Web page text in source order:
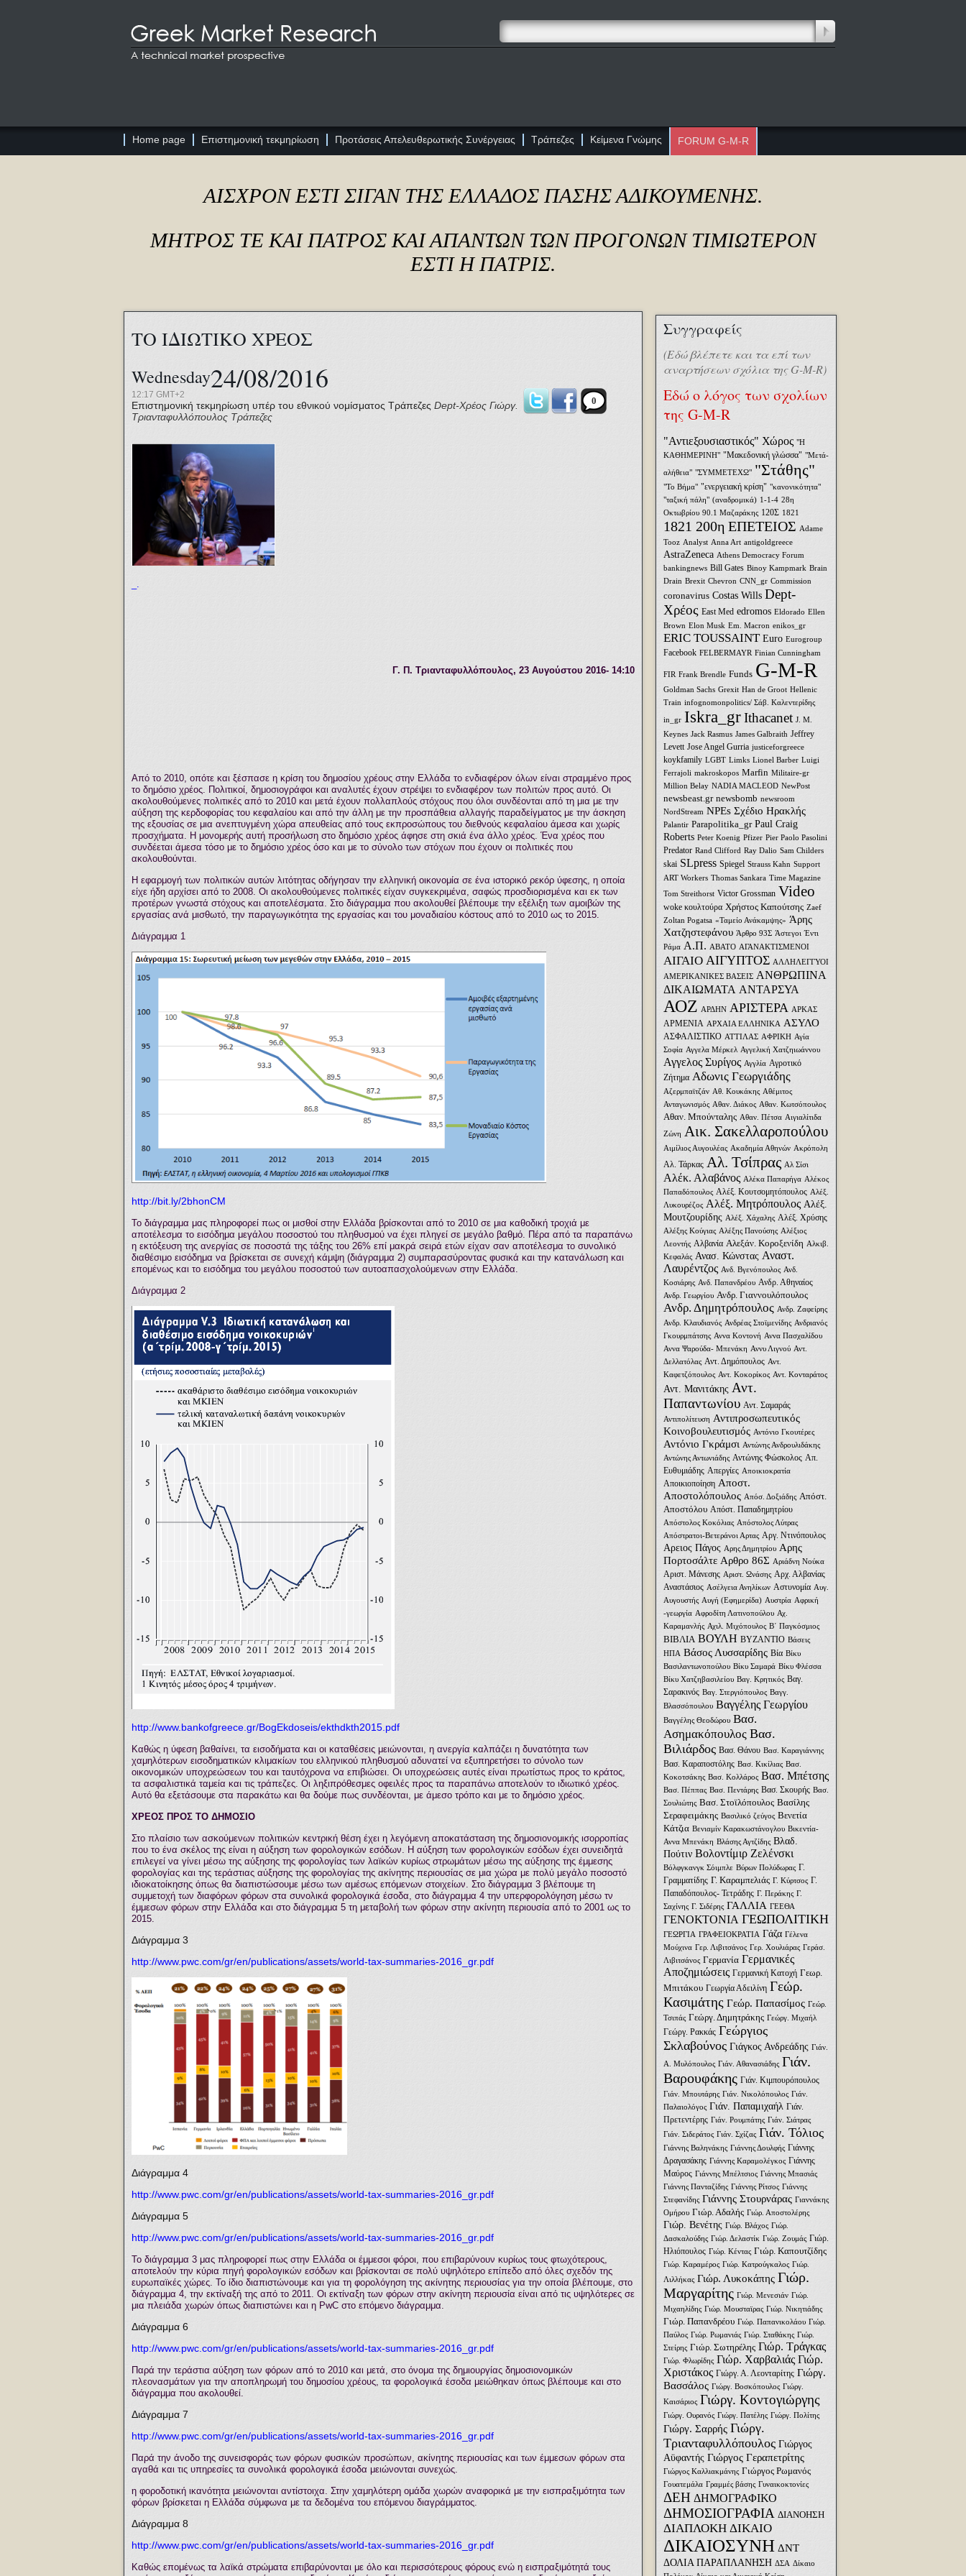
Home page Επιστημονική τεκμηρίωση Προτάσεις Απελευθερωτικής Συνέργειας Τράπεζες Κείμενα Γνώμης FORUM G-M-R
ΑΙΣΧΡΟΝ ΕΣΤΙ ΣΙΓΑΝ ΤΗΣ ΕΛΛΑΔΟΣ ΠΑΣΗΣ ΑΔΙΚΟΥΜΕΝΗΣ.
ΜΗΤΡΟΣ ΤΕ ΚΑΙ ΠΑΤΡΟΣ ΚΑΙ ΑΠΑΝΤΩΝ ΤΩΝ ΠΡΟΓΟΝΩΝ ΤΙΜΙΩΤΕΡΟΝ
ΕΣΤΙ Η ΠΑΤΡΙΣ.
ΤΟ ΙΔΙΩΤΙΚΟ ΧΡΕΟΣ
Wednesday24/08/2016
12:17 GMT+2
Επιστημονική τεκμηρίωση υπέρ του εθνικού νομίσματος Τράπεζες Dept-Χρέος Γιώργ.
Τριανταφυλλόπουλος Τράπεζες
0
_.
Γ. Π. Τριανταφυλλόπουλος, 23 Αυγούστου 2016- 14:10
Από το 2010, οπότε και ξέσπασε η κρίση του δημοσίου χρέους στην Ελλάδα το ενδιαφέρον όλων είναι στραμμένο προς
το δημόσιο χρέος. Πολιτικοί, δημοσιογράφοι και αναλυτές έχουν στρέψει το ενδιαφέρον των πολιτών προς αυτό. Οι
ακολουθούμενες πολιτικές από το 2010 και μετά έχουν πολλαπλούς στόχους που όλοι συνδέονται από τη μια με την
αύξηση της κερδοφορίας του κεφαλαίου και από την άλλη με την προσπάθεια αλλαγής παραδείγματος με την άσκηση
της εξουσίας σε μια ανεπτυγμένη χώρα απευθείας από τους εκπροσώπους του διεθνούς κεφαλαίου άμεσα και χωρίς
προσχήματα. Η μονομερής αυτή προσήλωση στο δημόσιο χρέος άφησε στη σκιά ένα άλλο χρέος. Ένα χρέος που
συνδέεται άμεσα τόσο με το δημόσιο χρέος όσο και με το σύνολο των στόχων που έχουν οι πολιτικές που
ακολουθούνται.
Η εφαρμογή των πολιτικών αυτών λιτότητας οδήγησαν την ελληνική οικονομία σε ένα ιστορικό ρεκόρ ύφεσης, η οποία
είχε ήδη αρχίσει από το 2008. Οι ακολουθούμενες πολιτικές είχαν συγκεκριμένα, σαφώς προσδιορισμένα και εκ των
προτέρων γνωστά στόχους και αποτελέσματα. Στο διάγραμμα που ακολουθεί βλέπουμε την εξέλιξη των αμοιβών της
εργασίας ανά μισθωτό, την παραγωγικότητα της εργασίας και του μοναδιαίου κόστους από το 2010 ως το 2015.
Διάγραμμα 1
http://bit.ly/2bhonCM
Το διάγραμμα μας πληροφορεί πως οι μισθοί στην Ελλάδα βρίσκονται από το 2010 σε μια καθοδική τροχιά με
αποτέλεσμα το εισόδημα μεγάλου ποσοστού του πληθυσμού να έχει πληγεί σε μεγάλο βαθμό. Πέρα από τα παραπάνω
η εκτόξευση της ανεργίας σε ποσοστά της τάξης του 26% επί μακρά σειρά ετών είχαν σαν αποτέλεσμα το συνολικό
διαθέσιμο εισόδημα να βρίσκεται σε συνεχή κάμψη (διάγραμμα 2) συμπαρασύροντας φυσικά και την κατανάλωση και
επομένως και το εισόδημα του μεγάλου ποσοστού των αυτοαπασχολούμενων στην Ελλάδα.
Διάγραμμα 2
http://www.bankofgreece.gr/BogEkdoseis/ekthdkth2015.pdf
Καθώς η ύφεση βαθαίνει, τα εισοδήματα και οι καταθέσεις μειώνονται, η ανεργία καλπάζει η δυνατότητα των
χαμηλότερων εισοδηματικών κλιμακίων του ελληνικού πληθυσμού αδυνατεί να εξυπηρετήσει το σύνολο των
οικονομικών υποχρεώσεων του και ταυτόχρονα να επιβιώσει. Οι υποχρεώσεις αυτές είναι πρωτίστως προς το κράτος,
τα ασφαλιστικά ταμεία και τις τράπεζες. Οι ληξιπρόθεσμες οφειλές προς τα παραπάνω αποτελούν το ιδιωτικό χρέος.
Αυτό θα εξετάσουμε στα παρακάτω και θα δούμε πως συνδέονται, με άμεσο τρόπο και με το δημόσιο χρέος.
ΧΡΕΟΣ ΠΡΟΣ ΤΟ ΔΗΜΟΣΙΟ
Στο πλαίσιο των ασκούμενων πολιτικών κεντρική θέση έχει η λεγόμενη αποκατάσταση της δημοσιονομικής ισορροπίας
που το ένα σκέλος της είναι η αύξηση των φορολογικών εσόδων. Η αύξηση των φορολογικών εσόδων έχει συνειδητά
επιλεγεί να γίνει μέσω της αύξησης της φορολογίας των λαϊκών κυρίως στρωμάτων μέσω της αύξησης της έμμεσης
φορολογίας και της τεράστιας αύξησης της φορολογίας της ακίνητης περιουσίας σε μια χώρα με πολύ μεγάλο ποσοστό
ιδιοκατοίκησης όπως θα διαπιστώσουμε μέσω των αμέσως επόμενων στοιχείων. Στο διάγραμμα 3 βλέπουμε τη
συμμετοχή των διαφόρων φόρων στα συνολικά φορολογικά έσοδα, στο διάγραμμα 4 την υπερφορολόγηση μέσω τν
έμμεσων φόρων στην Ελλάδα και στο διάγραμμα 5 τη μεταβολή των φόρων στην ακίνητη περιουσία από το 2001 ως το
2015.
Διάγραμμα 3
http://www.pwc.com/gr/en/publications/assets/world-tax-summaries-2016_gr.pdf
Διάγραμμα 4
http://www.pwc.com/gr/en/publications/assets/world-tax-summaries-2016_gr.pdf
Διάγραμμα 5
http://www.pwc.com/gr/en/publications/assets/world-tax-summaries-2016_gr.pdf
Το διάγραμμα 3 μας πληροφορεί πως στην Ελλάδα οι έμμεσοι φόροι, που επιβαρύνουν κυρίως τους φτωχότερους,
αποτελούν την κύρια πηγή φορολογικών εσόδων και βρίσκονται σε πολύ υψηλότερο επίπεδο από όλες σχεδόν της
ευρωπαϊκές χώρες. Το ίδιο διαπιστώνουμε και για τη φορολόγηση της ακίνητης περιουσίας για την οποία βλέπουμε, στο
διάγραμμα 4, την εκτίναξή της από το 2011. Οι εκτίναξη των φόρων στην ακίνητη περιουσία είναι από τις υψηλότερες σε
μια πλειάδα χωρών όπως διαπιστώνει και η PwC στο επόμενο διάγραμμα.
Διάγραμμα 6
http://www.pwc.com/gr/en/publications/assets/world-tax-summaries-2016_gr.pdf
Παρά την τεράστια αύξηση των φόρων από το 2010 και μετά, στο όνομα της δημιουργίας δημοσιονομικών
πλεονασμάτων για την αποπληρωμή του δημοσίου χρέους, τα φορολογικά έσοδα μειώθηκαν όπως βλέπουμε και στο
διάγραμμα που ακολουθεί.
Διάγραμμα 7
http://www.pwc.com/gr/en/publications/assets/world-tax-summaries-2016_gr.pdf
Παρά την άνοδο της συνεισφοράς των φόρων φυσικών προσώπων, ακίνητης περιουσίας και των έμμεσων φόρων στα
αγαθά και τις υπηρεσίες τα συνολικά φορολογικά έσοδα μειώνονται συνεχώς.
η φοροδοτική ικανότητα μειώνονται αντίστοιχα. Στην χαμηλότερη ομάδα χωρών αναφορικά με την εισπραξιμότητα των
φόρων βρίσκεται η Ελλάδα σύμφωνα με τα δεδομένα του επόμενου διαγράμματος.
Διάγραμμα 8
http://www.pwc.com/gr/en/publications/assets/world-tax-summaries-2016_gr.pdf
Καθώς επομένως τα λαϊκά στρώματα επιβαρύνονται με όλο και περισσότερους φόρους ενώ η εισπραξιμότητά τους
Συγγραφείς
(Εδώ βλέπετε και τα επί των
αναρτήσεων σχόλια της G-M-R)
Εδώ ο λόγος των σχολίων
της G-M-R
"Αντιεξουσιαστικός" Χώρος "Η
ΚΑΘΗΜΕΡΙΝΗ" "Μακεδονική γλώσσα" "Μετά-
αλήθεια" "ΣΥΜΜΕΤΕΧΩ" "Στάθης"
"Το Βήμα" "ενεργειακή κρίση" "κανονικότητα"
"ταξική πάλη" (αναδρομικά) 1-1-4 28η
Οκτωβρίου 90.1 Μαζαράκης 120Σ 1821
1821 200η ΕΠΕΤΕΙΟΣ Adame
Tooz Analyst Anna Art antigoldgreece
AstraZeneca Athens Democracy Forum
bankingnews Bill Gates Binoy Kampmark Brain
Drain Brexit Chevron CNN_gr Commission
coronavirus Costas Wills Dept-
Χρέος East Med edromos Eldorado Ellen
Brown Elon Musk Em. Macron enikos_gr
ERIC TOUSSAINT Euro Eurogroup
Facebook FELBERMAYR Finian Cunningham
FIR Frank Brendle Funds G-M-R
Goldman Sachs Grexit Han de Groot Hellenic
Train infognomonpolitics/ Σάβ. Καλεντερίδης
in_gr Iskra_grIthacanet J. M.
Keynes Jack Rasmus James Galbraith Jeffrey
Levett Jose Angel Gurria justiceforgreece
koykfamily LGBT Limks Lionel Barber Luigi
Ferrajoli makroskopos Marfin Militaire-gr
Million Belay NADIA MACLEOD NewPost
newsbeast.gr newsbomb newsroom
NordStream NPEs Σχέδιο Ηρακλής
Palantir Parapolitika_gr Paul Craig
Roberts Peter Koenig Pfizer Pier Paolo Pasolini
Predator Rand Clifford Ray Dalio Sam Childers
skai SLpress Spiegel Strauss Kahn Support
ART Workers Thomas Sankara Time Magazine
Tom Streithorst Victor Grossman Video
woke κουλτούρα Xρήστος Καπούτσης Zaef
Zoltan Pogatsa «Ταμείο Ανάκαμψης» Άρης
Χατζηστεφάνου Άρθρο 93Σ Άστεγοι Έντι
Ράμα Α.Π. ΑΒΑΤΟ ΑΓΑΝΑΚΤΙΣΜΕΝΟΙ
ΑΙΓΑΙΟ ΑΙΓΥΠΤΟΣ ΑΛΛΗΛΕΓΓΥΟΙ
ΑΜΕΡΙΚΑΝΙΚΕΣ ΒΑΣΕΙΣ ΑΝΘΡΩΠΙΝΑ
ΔΙΚΑΙΩΜΑΤΑ ΑΝΤΑΡΣΥΑ
ΑΟΖ ΑΡΔΗΝ ΑΡΙΣΤΕΡΑ ΑΡΚΑΣ
ΑΡΜΕΝΙΑ ΑΡΧΑΙΑ ΕΛΛΗΝΙΚΑ ΑΣΥΛΟ
ΑΣΦΑΛΙΣΤΙΚΟ ΑΤΤΙΛΑΣ ΑΦΡΙΚΗ Αγία
Σοφία Αγγελα Μέρκελ Αγγελική Χατζηιωάννου
Αγγελος Συρίγος Αγγλία Αγροτικό
Ζήτημα Αδωνις Γεωργιάδης
Αζερμπαϊτζάν Αθ. Κουκάκης Αθέμιτος
Ανταγωνισμός Αθαν. Διάκος Αθαν. Κωτσόπουλος
Αθαν. Μπούνταλης Αθαν. Πέτσα Αιγιαλίτιδα
Ζώνη Αικ. Σακελλαροπούλου
Αιμίλιος Αυγουλέας Ακαδημία Αθηνών Ακρόπολη
Αλ. Τάρκας Αλ. Τσίπρας Αλ Σίσι
Αλέκ. Αλαβάνος Αλέκα Παπαρήγα Αλέκος
Παπαδόπουλος Αλέξ. Κουτσομητόπουλος Αλέξ.
Λυκουρέζος Αλέξ. Μητρόπουλος Αλέξ.
Μουτζουρίδης Αλέξ. Χάχαλης Αλέξ. Χρύσης
Αλέξης Κούγιας Αλέξης Πανούσης Αλέξιος
Λεοντής Αλβανία Αλεξάν. Κοροξενίδη Αλκιβ.
Κεφαλάς Ανασ. Κώνστας Αναστ.
Λαυρέντζος Ανδ. Βγενόπουλος Ανδ.
Κοσιάρης Ανδ. Παπανδρέου Ανδρ. Αθηναίος
Ανδρ. Γεωργίου Ανδρ. Γιαννουλόπουλος
Ανδρ. Δημητρόπουλος Ανδρ. Ζαφείρης
Ανδρ. Κλαυδιανός Ανδρέας Στοϊμενίδης Ανδριανός
Γκουρμπάτσης Αννα Κοντονή Αννα Πασχαλίδου
Αννα Ψαρούδα- Μπενάκη Αννυ Λιγνού Αντ.
Δελλατόλας Αντ. Δημόπουλος Αντ.
Καφετζόπουλος Αντ. Κοκορίκος Αντ. Κονταράτος
Αντ. Μανιτάκης Αντ.
Παπαντωνίου Αντ. Σαμαράς
Αντιπολίτευση Αντιπροσωπευτικός
Κοινοβουλευτισμός Αντόνιο Γκουτέρες
Αντόνιο Γκράμσι Αντώνης Ανδρουλιδάκης
Αντώνης Αντωνιάδης Αντώνης Φώσκολος Απ.
Ευθυμιάδης Απεργίες Αποικιοκρατία
Αποικιοποίηση Αποστ.
Αποστολόπουλος Απόσ. Δοξιάδης Απόστ.
Αποστόλου Απόστ. Παπαδημητρίου
Απόστολος Κοκόλιας Απόστολος Λύτρας
Απόστρατοι-Βετεράνοι Αρτας Αργ. Ντινόπουλος
Αρειος Πάγος Αρης Δημητρίου Αρης
Πορτοσάλτε Αρθρο 86Σ Αριάδνη Nούκα
Αριστ. Μάνεσης Αριστ. Ωνάσης Αρχ. Αλβανίας
Αναστάσιος Ασέλγεια Ανηλίκων Αστυνομία Αυγ.
Αυγουστής Αυγή (Εφημερίδα) Αυστρία Αφρική
-γεωργία Αφροδίτη Λατινοπούλου Αχ.
Καραμανλής Αχιλ. Μιχόπουλος Β΄ Παγκόσμιος
ΒΙΒΛΙΑ ΒΟΥΛΗ ΒΥΖΑΝΤΙΟ Βάσεις
ΗΠΑ Βάσος Λυσσαρίδης Βία Βίκυ
Βασιλαντωνοπούλου Βίκυ Σαμαρά Βίκυ Φλέσσα
Βίκυ Χατζηβασιλείου Βαγ. Κρητικός Βαγ.
Σαρακινός Βαγ. Στεργιόπουλος Βαγγ.
Βλασσόπουλου Βαγγέλης Γεωργίου
Βαγγέλης Θεοδώρου Βασ.
Ασημακόπουλος Βασ.
Βιλιάρδος Βασ. Θάνου Βασ. Καραγιάννης
Βασ. Καραποστόλης Βασ. Κικίλιας Βασ.
Κοκοτσάκης Βασ. Κολλάρος Βασ. Μπέτσης
Βασ. Πέππας Βασ. Πεντάρης Βασ. Σκουρής Βασ.
Σουλιώτης Βασ. Στοϊλόπουλος Βασίλης
Σεραφειμάκης Βασιλικό ζεύγος Βενετία
Κάτζια Βενιαμίν Καρακωστάνογλου Βικεντία-
Αννα Μπενάκη Βλάσης Αγτζίδης Βλαδ.
Πούτιν Βολοντίμιρ Ζελένσκι
Βόλφγκανγκ Σόιμπλε Βύρων Πολύδωρας Γ.
Γραμματίδης Γ. Καραμπελιάς Γ. Κύρτσος Γ.
Παπαδόπουλος- Τετράδης Γ. Περάκης Γ.
Σαχίνης Γ. Σιδέρης ΓΑΛΛΙΑ ΓΕΕΘΑ
ΓΕΝΟΚΤΟΝΙΑ ΓΕΩΠΟΛΙΤΙΚΗ
ΓΕΩΡΓΙΑ ΓΡΑΦΕΙΟΚΡΑΤΙΑ Γάζα Γέλενα
Μούχινα Γερ. Λιβιτσάνος Γερ. Χουλιάρας Γεράσ.
Λιβιτσάνος Γερμανία Γερμανικές
Αποζημιώσεις Γερμανική Κατοχή Γεωρ.
Μπιτάκου Γεωργία Αδειλίνη Γεώρ.
Κασιμάτης Γεώρ. Παπασίμος Γεώρ.
Τσιπάς Γεώργ. Δημητράκης Γεώργ. Μιχαήλ
Γεώργ. Ρακκάς Γεώργιος
Σκλαβούνος Γιάγκος Ανδρεάδης Γιάν.
Α. Μυλόπουλος Γιάν. Αθανασιάδης Γιάν.
Βαρουφάκης Γιάν. Κιμπουρόπουλος
Γιάν. Μπουτάρης Γιάν. Νικολόπουλος Γιάν.
Παλαιολόγος Γιάν. Παπαμιχαήλ Γιάν.
Πρετεντέρης Γιάν. Ρουμπάτης Γιάν. Σιάτρας
Γιάν. Σιδεράτος Γιάν. Σχίζας Γιάν. Τόλιος
Γιάννης Βαληνάκης Γιάννης Δουλφής Γιάννης
Δραγασάκης Γιάννης Καραμολέγκος Γιάννης
Μαύρος Γιάννης Μπέλτσιος Γιάννης Μπασιάς
Γιάννης Πανταζίδης Γιάννης Ρίτσος Γιάννης
Στεφανίδης Γιάννης Στουρνάρας Γιαννάκης
Ομήρου Γιώρ. Αδαλής Γιώρ. Αποστολέρης
Γιώρ. Βενέτης Γιώρ. Βλάχος Γιώρ.
Δασκαλούδης Γιώρ. Δελαστίκ Γιώρ. Ζουμάς Γιώρ.
Ηλιόπουλος Γιώρ. Κέντας Γιώρ. Καπουτζίδης
Γιώρ. Καραμέρος Γιώρ. Κατρούγκαλος Γιώρ.
Λιλλήκας Γιώρ. Λυκοκάπης Γιώρ.
Μαργαρίτης Γιώρ. Μενεσιάν Γιώρ.
Μιχαηλίδης Γιώρ. Μουσταϊρας Γιώρ. Νικητιάδης
Γιώρ. Παπανδρέου Γιώρ. Παπανικολάου Γιώρ.
Παύλος Γιώρ. Ρωμανιάς Γιώρ. Σταθάκης Γιώρ.
Στείρης Γιώρ. Σωτηρέλης Γιώρ. Τράγκας
Γιώρ. Φλωρίδης Γιώρ. Χαρβαλιάς Γιώρ.
Χριστάκος Γιώργ. Α. Λεονταρίτης Γιώργ.
Βασσάλος Γιώργ. Βοσκόπουλος Γιώργ.
Καισάριος Γιώργ. Κοντογιώργης
Γιώργ. Ουρανός Γιώργ. Πατέλης Γιώργ. Πολίτης
Γιώργ. Σαρρής Γιώργ.
Τριανταφυλλόπουλος Γιώργος
Αϋφαντής Γιώργος Γεραπετρίτης
Γιώργος Καλλιακμάνης Γιώργος Ρωμανός
Γουατεμάλα Γραμμές βάσης Γυναικοκτονίες
ΔΕΗ ΔΗΜΟΓΡΑΦΙΚΟ
ΔΗΜΟΣΙΟΓΡΑΦΙΑ ΔΙΑΝΟΗΣΗ
ΔΙΑΠΛΟΚΗ ΔΙΚΑΙΟ
ΔΙΚΑΙΟΣΥΝΗ ΔΝΤ
ΔΟΛΙΑ ΠΑΡΑΠΛΑΝΗΣΗ ΔΣΑ Δίκαιο